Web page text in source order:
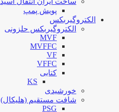
پویش پمپ
الکتروگیربکس
الکتروگیربکس حلزونی
MVF
MVFFC
VF
VFFC
کتابی
KS
خورشیدی
شافت مستقیم (هلیکال)
PSG